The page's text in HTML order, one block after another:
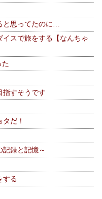
思ってたのに…
イスで旅をする【なんちゃ
た
指すそうです
だ！
録と記憶～
する